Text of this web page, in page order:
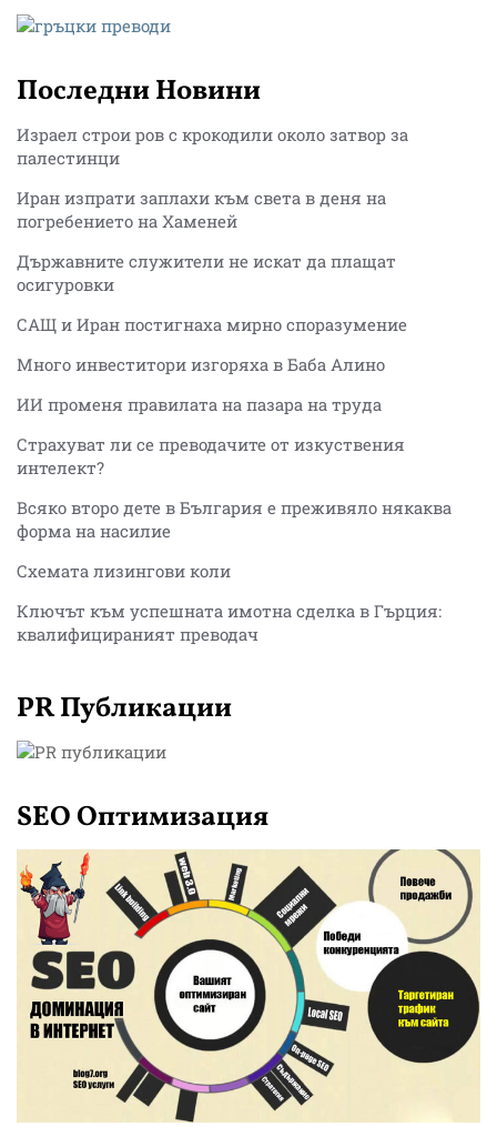
Последни Новини
Израел строи ров с крокодили около затвор за
палестинци
Иран изпрати заплахи към света в деня на
погребението на Хаменей
Държавните служители не искат да плащат
осигуровки
САЩ и Иран постигнаха мирно споразумение
Много инвеститори изгоряха в Баба Алино
ИИ променя правилата на пазара на труда
Страхуват ли се преводачите от изкуствения
интелект?
Всяко второ дете в България е преживяло някаква
форма на насилие
Схемата лизингови коли
Ключът към успешната имотна сделка в Гърция:
квалифицираният преводач
PR Публикации
SEO Оптимизация